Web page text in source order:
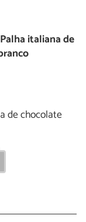
italiana de
de chocolate